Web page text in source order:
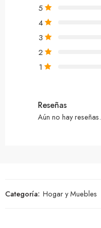
5
4
3
2
1
Reseñas
Aún no hay reseñas.
Categoría: Hogar y Muebles